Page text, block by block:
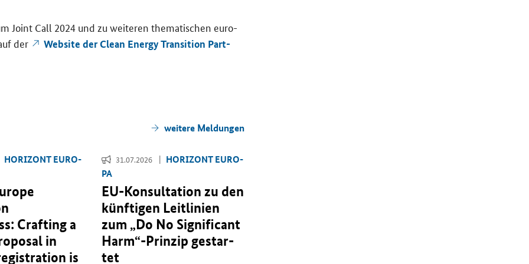
Joint Call 2024 und zu wei­te­ren the­ma­ti­schen eu­ro­
der
Web­site der Clean En­er­gy Tran­si­ti­on Part­
wei­te­re Mel­dun­gen
HO­RI­ZONT EU­RO­
Crafting a
in
is
31.07.2026
HO­RI­ZONT EU­RO­
PA
EU-​Konsultation zu den
künf­ti­gen Leit­li­ni­en
zum „Do No Significant
Harm“-​Prinzip ge­star­
tet